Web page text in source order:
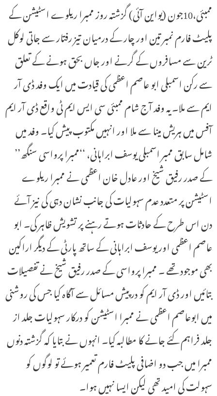
ممبئی،10جون (یواین آئی) گزشتہ روز ممبرا ریلوے اسٹیشن کے
پلیٹ فارم نمبر تین اور چار کے درمیان تیز رفتار سے جاتی لوکل
ٹرین سے مسافروں کے گرنے اور جاں بحق ہونے کے تعلق
سے رکن اسمبلی ابو عاصم اعظمی کی قیادت میں ایک وفد ڈی آر
ایم سے ملا۔یہ وفد آج شام ممبئی سی ایس ایم ٹی واقع ڈی آر ایم
آفس میں ہریش مینا سے ملا اور انہیں مکتوب پیش کیا۔ وفد میں
شامل سابق ممبر اسمبلی یوسف ابراہانی، ‘‘ممبرا پرواسی سنگھ’’
کے صدر رفیق شیخ اور عادل خان اعظمی نے ممبرا ریلوے
اسٹیشن پر متعدد عدم سہولیات کی جانب نشان دہی کی نیز آئے
دن اس طرح کے حادثات ہوتے رہنے پر تشویش ظاہر کی۔ ابو
عاصم اعظمی اور یوسف ابراہانی کے ساتھ پارٹی کے دیگر اراکین
بھی موجود تھے ۔ ممبرا پرواسی کے صدر رفیق شیخ نے تفصیلات
بتائیں اور ڈی آر ایم کو درپیش مسائل سے آگاہ کیا جس کی روشنی
میں ابوعاصم اعظمی نے ممبرا اسٹیشن کو درکار سہولیات جلد از
جلد فراہم کئے جانے کا مطالبہ کیا۔ انہوں نے بتایا کہ گزشتہ دنوں
ممبرا میں جب دو اضافی پلیٹ فارم تعمیر ہوئے تو لوگوں کو
سہولت کی امید تھی لیکن ایسا نہیں ہوا۔